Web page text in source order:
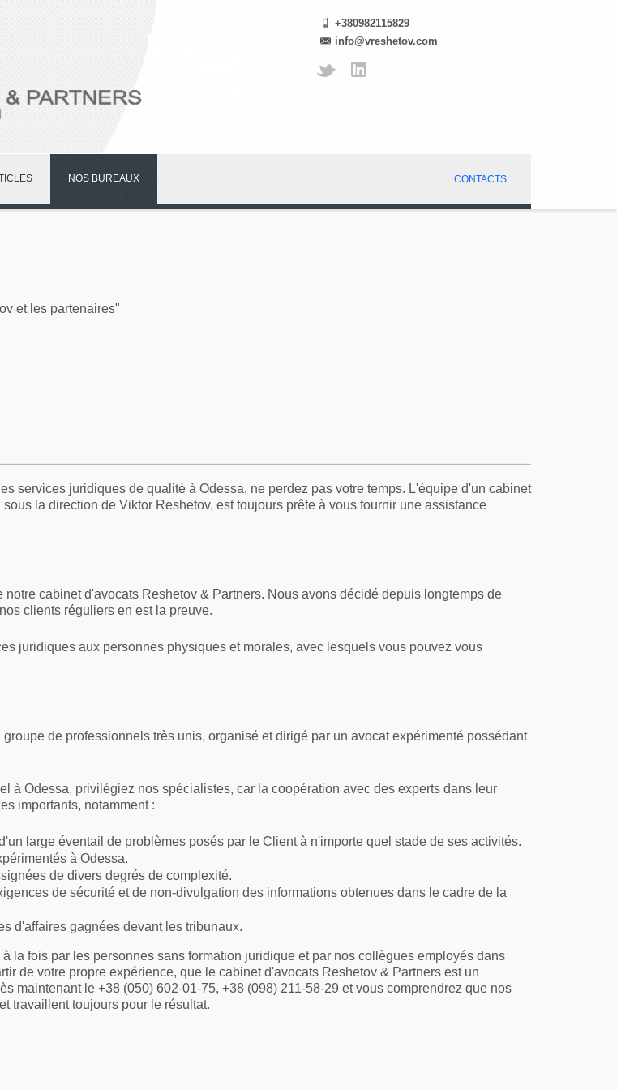
+380982115829
info@vreshetov.com
CONTACTS
NOS BUREAUX
et les partenaires"
services juridiques de qualité à Odessa, ne perdez pas votre temps. L'équipe d'un cabinet
la direction de Viktor Reshetov, est toujours prête à vous fournir une assistance
cabinet d'avocats Reshetov & Partners. Nous avons décidé depuis longtemps de
clients réguliers en est la preuve.
juridiques aux personnes physiques et morales, avec lesquels vous pouvez vous
de professionnels très unis, organisé et dirigé par un avocat expérimenté possédant
à Odessa, privilégiez nos spécialistes, car la coopération avec des experts dans leur
importants, notamment :
large éventail de problèmes posés par le Client à n'importe quel stade de ses activités.
à Odessa.
de divers degrés de complexité.
de sécurité et de non-divulgation des informations obtenues dans le cadre de la
d'affaires gagnées devant les tribunaux.
la fois par les personnes sans formation juridique et par nos collègues employés dans
de votre propre expérience, que le cabinet d'avocats Reshetov & Partners est un
maintenant le +38 (050) 602-01-75, +38 (098) 211-58-29 et vous comprendrez que nos
travaillent toujours pour le résultat.